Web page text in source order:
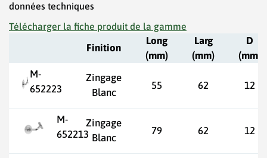
données techniques
Télécharger la fiche produit de la gamme
Finition
Long
(mm)
Larg
(mm)
D
(mm)
M-
652223
Zingage
Blanc
55 62 12
M-
652213
Zingage
Blanc
79 62 12